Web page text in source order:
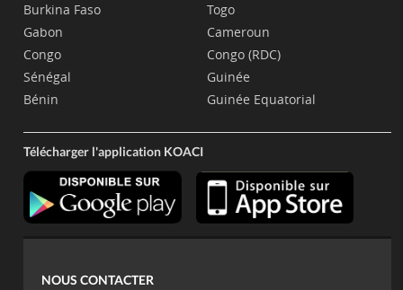
Burkina Faso
Gabon
Congo
Sénégal
Bénin
Togo
Cameroun
Congo (RDC)
Guinée
Guinée Equatorial
Télécharger l'application KOACI
NOUS CONTACTER